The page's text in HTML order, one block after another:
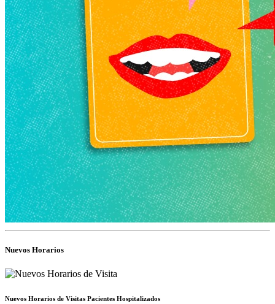
Nuevos Horarios
Nuevos Horarios de Visitas Pacientes Hospitalizados